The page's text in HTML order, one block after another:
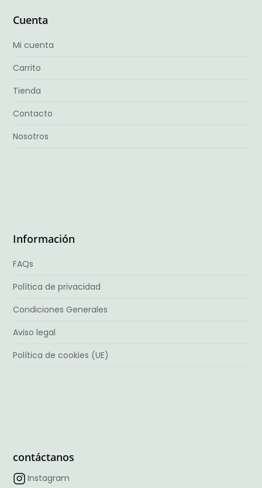
Cuenta
Mi cuenta
Carrito
Tienda
Contacto
Nosotros
Información
FAQs
Política de privacidad
Condiciones Generales
Aviso legal
Política de cookies (UE)
contáctanos
Instagram